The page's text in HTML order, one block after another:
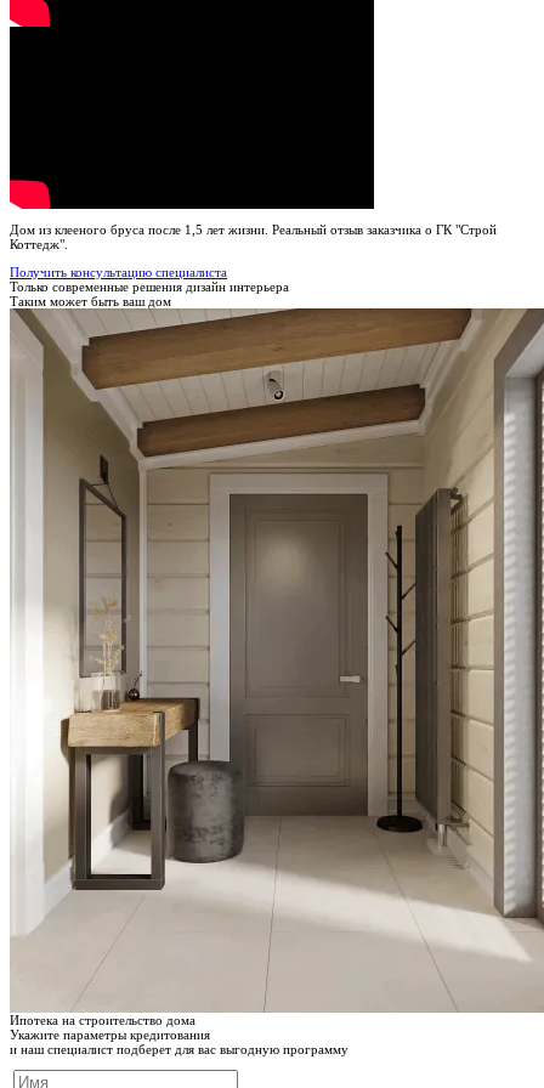
Дом из клееного бруса после 1,5 лет жизни. Реальный отзыв заказчика о ГК "Строй
Коттедж".
Получить консультацию специалиста
Только современные решения дизайн интерьера
Таким может быть ваш дом
Ипотека на строительство дома
Укажите параметры кредитования
и наш специалист подберет для вас выгодную программу